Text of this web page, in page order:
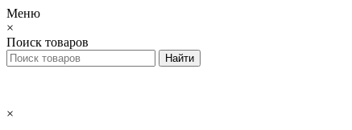
Меню
×
Поиск товаров
×